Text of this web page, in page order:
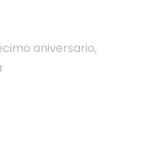
aniversario,